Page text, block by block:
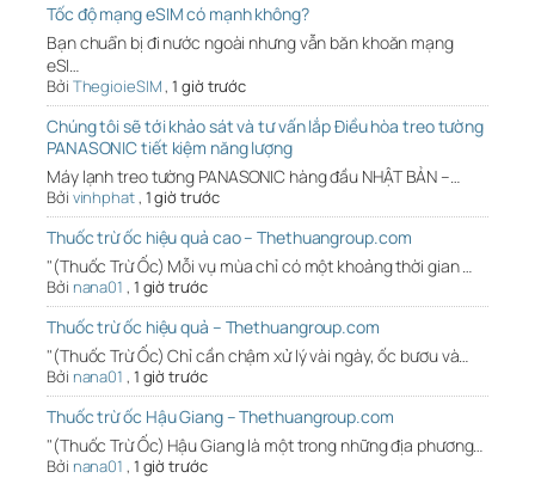
Tốc độ mạng eSIM có mạnh không?
Bạn chuẩn bị đi nước ngoài nhưng vẫn băn khoăn mạng
eSI…
Bởi ThegioieSIM,1 giờ trước
Chúng tôi sẽ tới khảo sát và tư vấn lắp Điều hòa treo tường
PANASONIC tiết kiệm năng lượng
Máy lạnh treo tường PANASONIC hàng đầu NHẬT BẢN –…
Bởi vinhphat, 1 giờ trước
Thuốc trừ ốc hiệu quả cao – Thethuangroup.com
"(Thuốc Trừ Ốc) Mỗi vụ mùa chỉ có một khoảng thời gian …
Bởi nana01 , 1 giờ trước
Thuốc trừ ốc hiệu quả – Thethuangroup.com
"(Thuốc Trừ Ốc) Chỉ cần chậm xử lý vài ngày, ốc bươu và…
Bởi nana01 , 1 giờ trước
Thuốc trừ ốc Hậu Giang – Thethuangroup.com
"(Thuốc Trừ Ốc) Hậu Giang là một trong những địa phương…
Bởi nana01 , 1 giờ trước